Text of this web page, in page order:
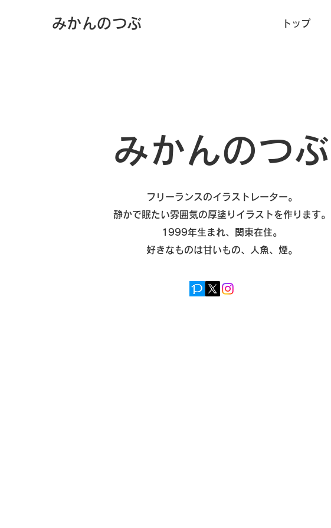
​みかんのつぶ トップ
みかんのつぶ
フリーランスのイラストレーター。
静かで眠たい雰囲気の厚塗りイラストを作ります。
​1999年生まれ、関東在住。
​好きなものは甘いもの、人魚、煙。